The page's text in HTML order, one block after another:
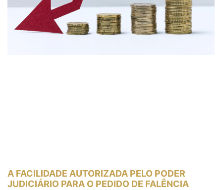
A FACILIDADE AUTORIZADA PELO PODER
JUDICIÁRIO PARA O PEDIDO DE FALÊNCIA